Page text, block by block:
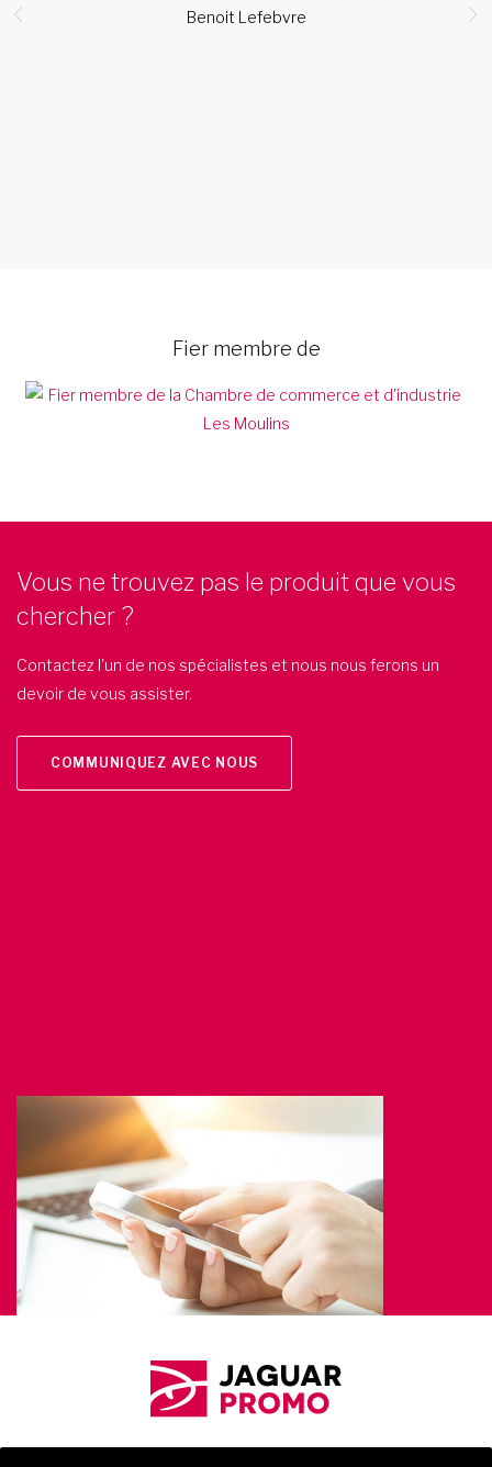
Benoit Lefebvre
Fier membre de
Vous ne trouvez pas le produit que vous
chercher ?
Contactez l'un de nos spécialistes et nous nous ferons un
devoir de vous assister.
COMMUNIQUEZ AVEC NOUS